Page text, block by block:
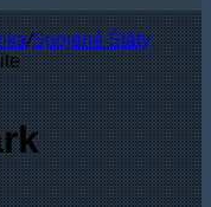
/Spojené Štáty